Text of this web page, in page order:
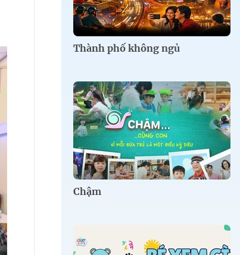
Thành phố không ngủ
Chậm